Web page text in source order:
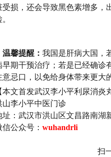
受损，还会导致黑色素增多，
温馨提醒： 我国是肝病大国，
早期干预治疗；若是已经确诊
意忌口，以免给身体带来更大
本文首发武汉李小平利尿消炎
山李小平中医门诊
址：武汉市洪山区文昌路南湖
信公众号： wuhandrli
扫